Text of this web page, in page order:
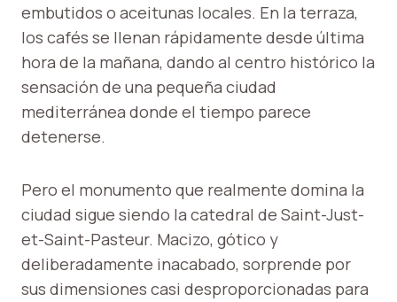
embutidos o aceitunas locales. En la terraza,
los cafés se llenan rápidamente desde última
hora de la mañana, dando al centro histórico la
sensación de una pequeña ciudad
mediterránea donde el tiempo parece
detenerse.
Pero el monumento que realmente domina la
ciudad sigue siendo la catedral de Saint-Just-
et-Saint-Pasteur. Macizo, gótico y
deliberadamente inacabado, sorprende por
sus dimensiones casi desproporcionadas para